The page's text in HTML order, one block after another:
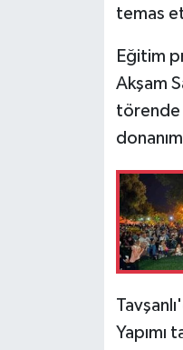
temas
Eğitim
Akşam
törende
Yapımı